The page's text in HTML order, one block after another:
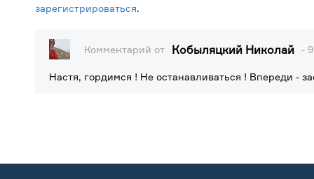
зарегистрироваться.
Комментарий от Кобыляцкий Николай -
Настя, гордимся ! Не останавливаться ! Впереди -